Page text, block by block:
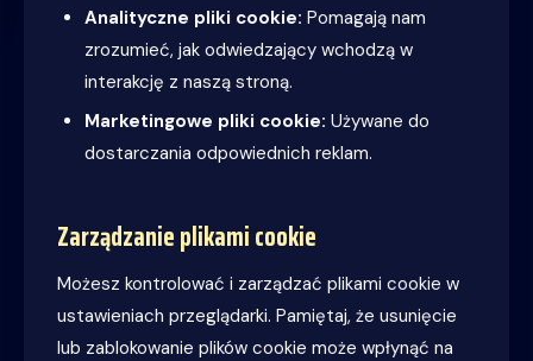
Analityczne pliki cookie: Pomagają nam
zrozumieć, jak odwiedzający wchodzą w
interakcję z naszą stroną.
Marketingowe pliki cookie: Używane do
dostarczania odpowiednich reklam.
Zarządzanie plikami cookie
Możesz kontrolować i zarządzać plikami cookie w
ustawieniach przeglądarki. Pamiętaj, że usunięcie
lub zablokowanie plików cookie może wpłynąć na